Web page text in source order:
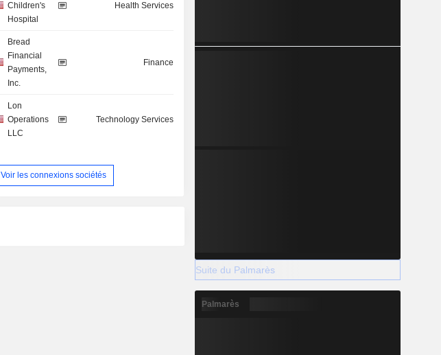
Children's
Hospital
Health Services
Bread
Financial
Payments,
Inc.
Finance
Lon
Operations
LLC
Technology Services
Voir les connexions sociétés
Suite du Palmarès
Palmarès